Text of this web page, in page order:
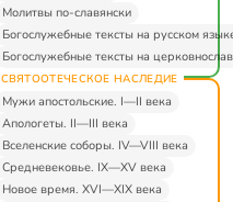
Молитвы по-славянски
Богослужебные тексты на русском
Богослужебные тексты на
СВЯТООТЕЧЕСКОЕ НАСЛЕДИЕ
Мужи апостольские. I—II века
Апологеты. II—III века
Вселенские соборы. IV—VIII века
Средневековье. IX—XV века
Новое время. XVI—XIX века